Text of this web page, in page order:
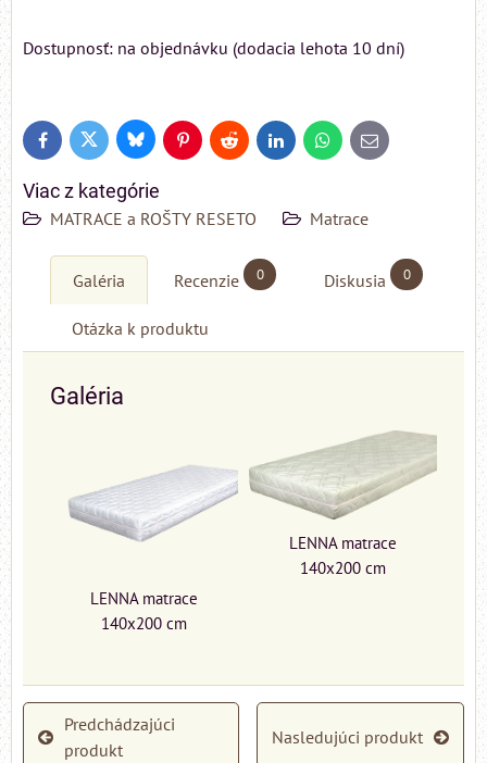
Dostupnosť: na objednávku (dodacia lehota 10 dní)
FacebookTwitter BlueskyPinterestReddit LinkedInWhatsApp
E-
mail
Viac z kategórie
MATRACE a ROŠTY RESETO Matrace
Galéria Recenzie 0 Diskusia 0
Otázka k produktu
Galéria
LENNA matrace
140x200 cm
LENNA matrace
140x200 cm
Predchádzajúci
produkt
Nasledujúci produkt